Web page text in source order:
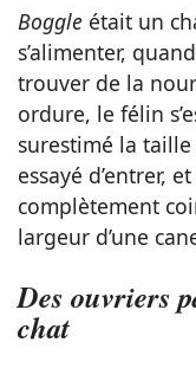
Boggle était un
s’alimenter,
trouver de la
ordure, le félin
surestimé la
essayé d’entrer,
complètement
largeur d’une
Des ouvriers
chat